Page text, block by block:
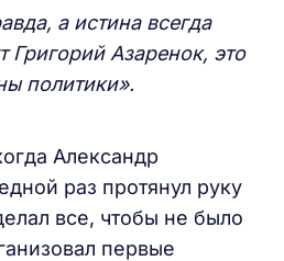
а истина всегда
Григорий Азаренок, это
политики».
Александр
раз протянул руку
все, чтобы не было
первые